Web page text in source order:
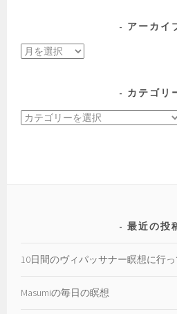
アーカイ
ア
ブ
カテゴリ
カ
最近の投
10日間のヴィパッサナー瞑想に行
Masumiの毎日の瞑想